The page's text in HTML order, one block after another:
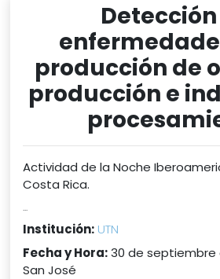
producción de
producción e
Actividad de la Noche
Costa Rica.
...
Institución: UTN
Fecha y Hora:30 de septiembre
San José